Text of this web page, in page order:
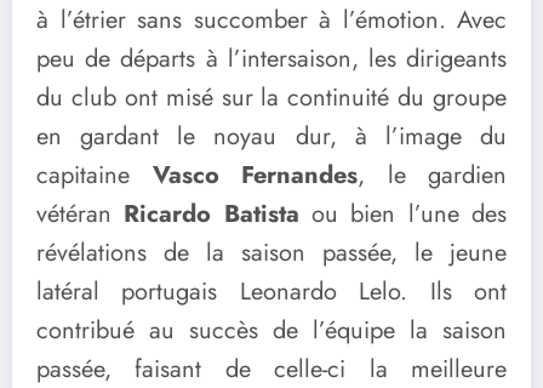
à l’étrier sans succomber à l’émotion. Avec
peu de départs à l’intersaison, les dirigeants
du club ont misé sur la continuité du groupe
en gardant le noyau dur, à l’image du
capitaine Vasco Fernandes, le gardien
vétéran Ricardo Batista ou bien l’une des
révélations de la saison passée, le jeune
latéral portugais Leonardo Lelo. Ils ont
contribué au succès de l’équipe la saison
passée, faisant de celle-ci la meilleure